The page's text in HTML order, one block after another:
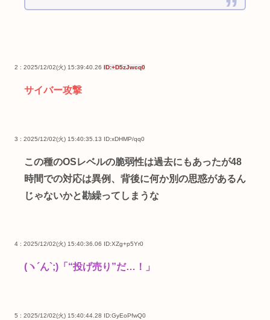
2 : 2025/12/02(火) 15:39:40.26 ID:+D5zJwcq0
サイバー攻撃
3 : 2025/12/02(火) 15:40:35.13 ID:xDHMP/qq0
この種のOSレベルの脆弱性は過去にもあったが48
時間での対応は異例、背後に何か別の思惑があるん
じゃないかと勘繰ってしまうな
4 : 2025/12/02(火) 15:40:36.06 ID:XZg+p5Yr0
(ヽ´ん`;)「“投げ売り”だ…！」
5 : 2025/12/02(火) 15:40:44.28 ID:GyEoPfwQ0